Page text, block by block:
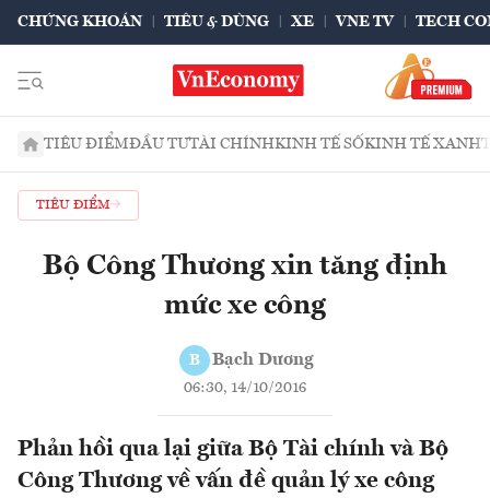
CHỨNG KHOÁN TIÊU & DÙNG XE VNE TV TECH
TIÊU ĐIỂMĐẦU TƯTÀI CHÍNHKINH TẾ SỐKINH TẾ XANH
TIÊU ĐIỂM
Bộ Công Thương xin tăng định
mức xe công
B Bạch Dương
06:30, 14/10/2016
Phản hồi qua lại giữa Bộ Tài chính và Bộ
Công Thương về vấn đề quản lý xe công